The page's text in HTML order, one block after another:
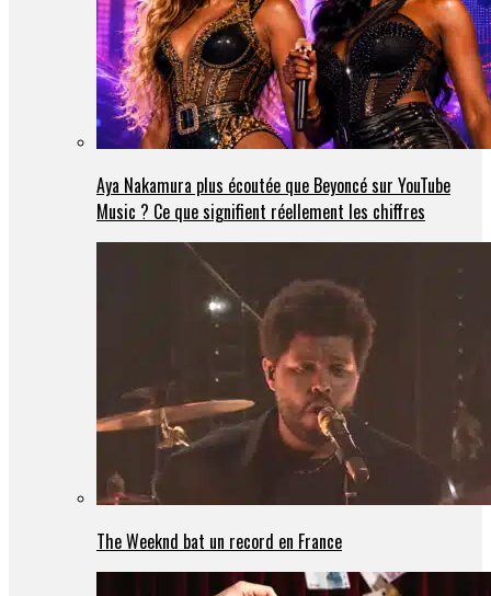
Aya Nakamura plus écoutée que Beyoncé sur YouTube
Music ? Ce que signifient réellement les chiffres
The Weeknd bat un record en France